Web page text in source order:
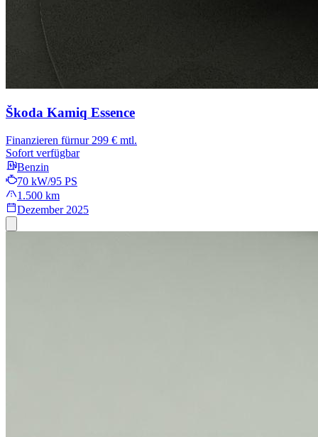
Škoda Kamiq Essence
Finanzieren fürnur 299 € mtl.
Sofort verfügbar
Benzin
70 kW/95 PS
1.500 km
Dezember 2025